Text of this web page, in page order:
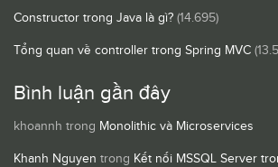
Constructor trong Java là gì? (14.695)
Tổng quan về controller trong Spring MVC
Bình luận gần đây
khoannh trong Monolithic và Microservices
Khanh Nguyen trong Kết nối MSSQL Server